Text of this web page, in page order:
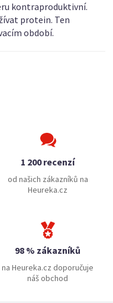
kontraproduktivní.
protein. Ten
období.
1 200 recenzí
od našich zákazníků na
Heureka.cz
98 % zákazníků
na Heureka.cz doporučuje
náš obchod